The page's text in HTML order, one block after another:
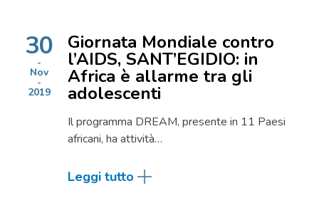
30
Nov
2019
Giornata Mondiale contro
l’AIDS, SANT’EGIDIO: in
Africa è allarme tra gli
adolescenti
Il programma DREAM, presente in 11 Paesi
africani, ha attività…
Leggi tutto